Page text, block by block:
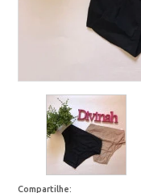
Compartilhe: